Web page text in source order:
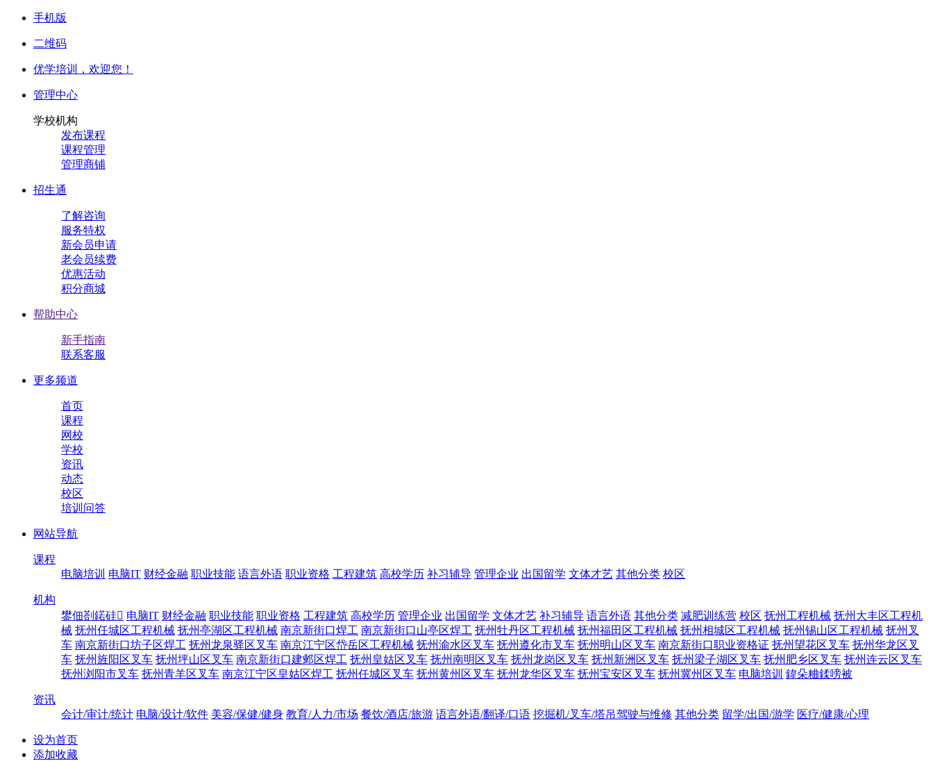
手机版
二维码
优学培训， 欢迎您！
管理中心
学校机构
发布课程
课程管理
管理商铺
招生通
了解咨询
服务特权
新会员申请
老会员续费
优惠活动
积分商城
帮助中心
新手指南
联系客服
更多频道
首页
课程
网校
学校
资讯
动态
校区
培训问答
网站导航
课程
电脑培训 电脑IT 财经金融 职业技能 语言外语 职业资格 工程建筑 高校学历 补习辅导 管理企业 出国留学 文体才艺 其他分类 校区
机构
鐢佃剳鍩硅 电脑IT 财经金融 职业技能 职业资格 工程建筑 高校学历 管理企业 出国留学 文体才艺 补习辅导 语言外语 其他分类 减肥训练营 校区 抚州工程机械 抚州大丰区工程机
械 抚州任城区工程机械 抚州亭湖区工程机械 南京新街口焊工 南京新街口山亭区焊工 抚州牡丹区工程机械 抚州福田区工程机械 抚州相城区工程机械 抚州锡山区工程机械 抚州叉
车 南京新街口坊子区焊工 抚州龙泉驿区叉车 南京江宁区岱岳区工程机械 抚州渝水区叉车 抚州遵化市叉车 抚州明山区叉车 南京新街口职业资格证 抚州望花区叉车 抚州华龙区叉
车 抚州旌阳区叉车 抚州坪山区叉车 南京新街口建邺区焊工 抚州皇姑区叉车 抚州南明区叉车 抚州龙岗区叉车 抚州新洲区叉车 抚州梁子湖区叉车 抚州肥乡区叉车 抚州连云区叉车
抚州浏阳市叉车 抚州青羊区叉车 南京江宁区皇姑区焊工 抚州任城区叉车 抚州黄州区叉车 抚州龙华区叉车 抚州宝安区叉车 抚州冀州区叉车 电脑培训 鍏朵粬鍒嗙被
资讯
会计/审计/统计 电脑/设计/软件 美容/保健/健身 教育/人力/市场 餐饮/酒店/旅游 语言外语/翻译/口语 挖掘机/叉车/塔吊驾驶与维修 其他分类 留学/出国/游学 医疗/健康/心理
设为首页
添加收藏